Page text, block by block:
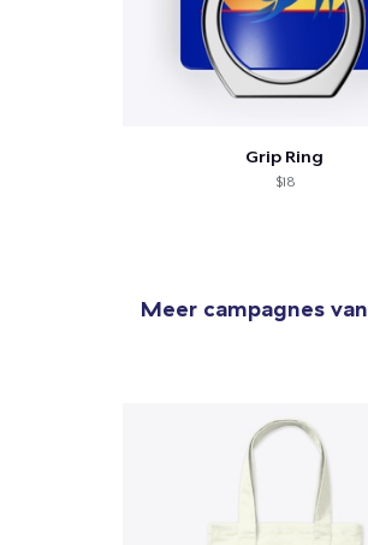
Grip Ring
$18
Meer campagnes van